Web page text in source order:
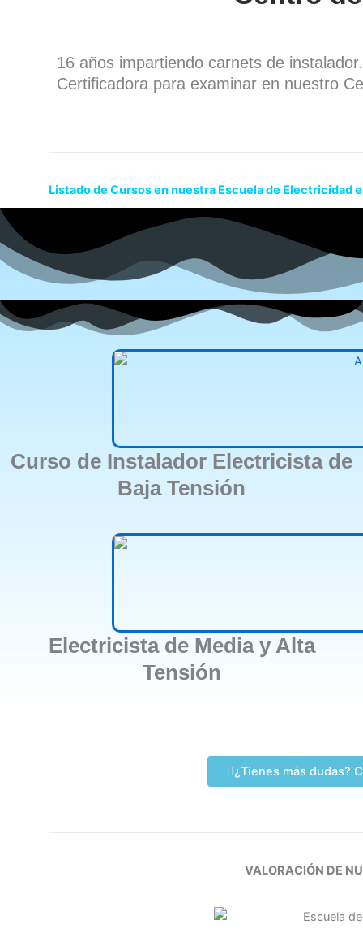
16 años impartiendo carnets de
Certificadora para examinar en nuestro
Listado de Cursos en nuestra Escuela de Electricidad
Curso de Instalador Electricista de
Baja Tensión
Electricista de Media y Alta
Tensión
¿Tienes más dudas?
VALORACIÓN DE